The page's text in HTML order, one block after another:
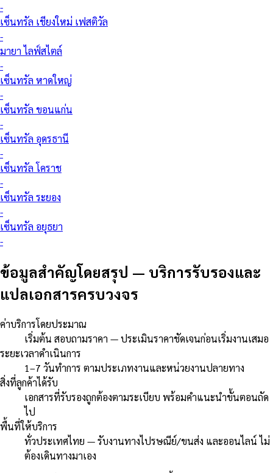
-
เซ็นทรัล เชียงใหม่ เฟสติวัล
-
มายา ไลฟ์สไตล์
-
เซ็นทรัล หาดใหญ่
-
เซ็นทรัล ขอนแก่น
-
เซ็นทรัล อุดรธานี
-
เซ็นทรัล โคราช
-
เซ็นทรัล ระยอง
-
เซ็นทรัล อยุธยา
-
ข้อมูลสำคัญโดยสรุป — บริการรับรองและ
แปลเอกสารครบวงจร
ค่าบริการโดยประมาณ
เริ่มต้น สอบถามราคา — ประเมินราคาชัดเจนก่อนเริ่มงานเสมอ
ระยะเวลาดำเนินการ
1–7 วันทำการ ตามประเภทงานและหน่วยงานปลายทาง
สิ่งที่ลูกค้าได้รับ
เอกสารที่รับรองถูกต้องตามระเบียบ พร้อมคำแนะนำขั้นตอนถัด
ไป
พื้นที่ให้บริการ
ทั่วประเทศไทย — รับงานทางไปรษณีย์/ขนส่ง และออนไลน์ ไม่
ต้องเดินทางมาเอง